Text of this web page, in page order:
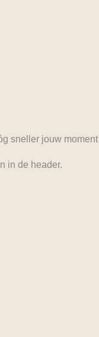
sneller jouw
in de header.